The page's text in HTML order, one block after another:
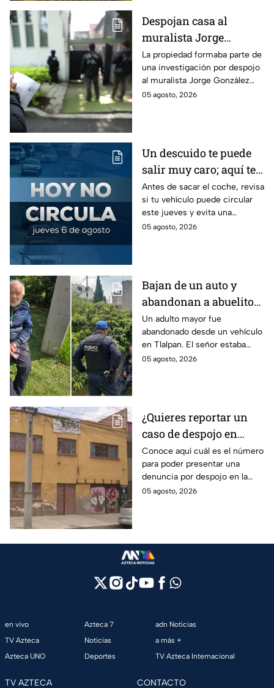
Despojan casa al
muralista Jorge
González Camarena en
la Del Valle y la
recupera| FOTOS
La propiedad formaba parte de
una investigación por despojo
al muralista Jorge González
Camarena por un predio en la
05 agosto, 2026
Un descuido te puede
salir muy caro; aquí te
contamos cómo queda
el Hoy No Circula para
este jueves
Antes de sacar el coche, revisa
si tu vehículo puede circular
este jueves y evita una
sanción que puede afectar tu
05 agosto, 2026
Bajan de un auto y
abandonan a abuelito
de 83 años en CDMX
con demencia senil
Un adulto mayor fue
abandonado desde un vehículo
en Tlalpan. El señor estaba
desorientado y la ayuda de
05 agosto, 2026
¿Quieres reportar un
caso de despojo en
CDMX? El número que
tienes que marcar y lo
que tienes que hacer
Conoce aquí cuál es el número
para poder presentar una
denuncia por despojo en la
CDMX y qué hacer si eres
05 agosto, 2026
en vivo
TV Azteca
Azteca UNO
Azteca 7
Noticias
Deportes
adn Noticias
a más +
TV Azteca Internacional
TV AZTECA CONTACTO